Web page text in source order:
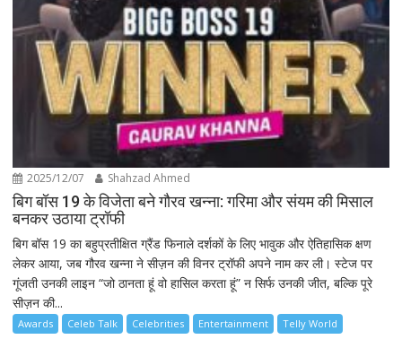
2025/12/07 Shahzad Ahmed
बिग बॉस 19 के विजेता बने गौरव खन्ना: गरिमा और संयम की मिसाल
बनकर उठाया ट्रॉफी
बिग बॉस 19 का बहुप्रतीक्षित ग्रैंड फिनाले दर्शकों के लिए भावुक और ऐतिहासिक क्षण
लेकर आया, जब गौरव खन्ना ने सीज़न की विनर ट्रॉफी अपने नाम कर ली। स्टेज पर
गूंजती उनकी लाइन “जो ठानता हूं वो हासिल करता हूं” न सिर्फ उनकी जीत, बल्कि पूरे
सीज़न की...
Awards Celeb Talk Celebrities Entertainment Telly World